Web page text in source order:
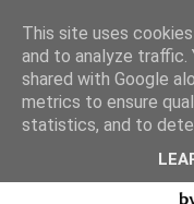
This site uses
and to analyze traffic.
shared with Google
metrics to ensure
statistics, and to